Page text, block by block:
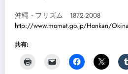
沖縄・プリズム 1872-2008
http://www.momat.go.jp/Honkan/
共有: